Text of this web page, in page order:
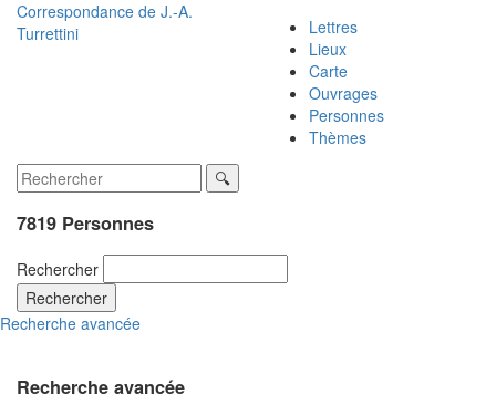
Correspondance de J.-A.
Turrettini
Lettres
Lieux
Carte
Ouvrages
Personnes
Thèmes
7819 Personnes
Rechercher
Rechercher
Recherche avancée
Recherche avancée